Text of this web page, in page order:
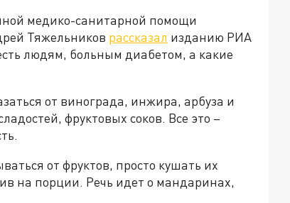
медико-санитарной помощи
Тяжельников рассказал изданию РИА
людям, больным диабетом, а какие
от винограда, инжира, арбуза и
фруктовых соков. Все это –
от фруктов, просто кушать их
на порции. Речь идет о мандаринах,